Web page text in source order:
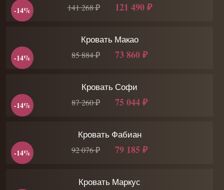
141 268 ₽ 121 490 ₽
-14%
Кровать Макао
85 884 ₽ 73 860 ₽
-14%
Кровать Софи
87 260 ₽ 75 044 ₽
-14%
Кровать Фабиан
92 076 ₽ 79 185 ₽
-14%
Кровать Маркус